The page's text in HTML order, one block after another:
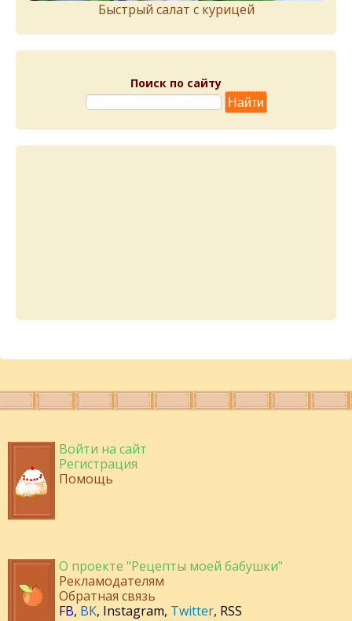
Быстрый салат с курицей
Поиск по сайту
Войти на сайт
Регистрация
Помощь
О проекте "Рецепты моей бабушки"
Рекламодателям
Обратная связь
FB, ВК, Instagram, Twitter, RSS